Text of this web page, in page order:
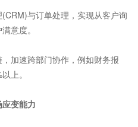
与订单处理，实现从客户询
意度。
加速跨部门协作，例如财务报
上。
变能力